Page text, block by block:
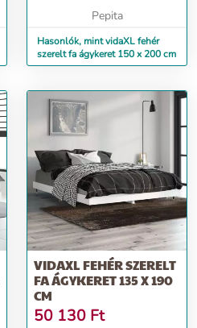
Pepita
Hasonlók, mint vidaXL fehér
szerelt fa ágykeret 150 x 200 cm
VIDAXL FEHÉR SZERELT
FA ÁGYKERET 135 X 190
CM
50 130 Ft